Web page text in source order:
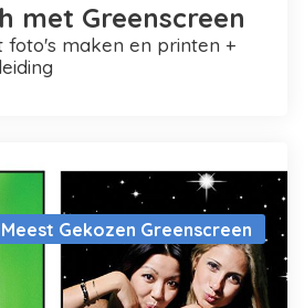
met Greenscreen
Meest Gekozen Greenscreen